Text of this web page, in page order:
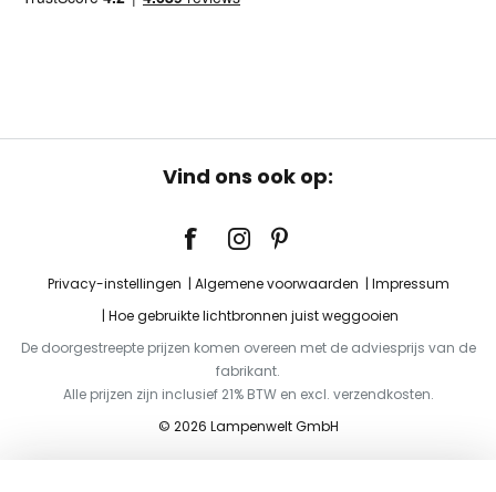
Vind ons ook op:
Privacy-instellingen Algemene voorwaarden
Impressum
Hoe gebruikte lichtbronnen juist weggooien
De doorgestreepte prijzen komen overeen met de adviesprijs van de
fabrikant.
Alle prijzen zijn inclusief 21% BTW en excl. verzendkosten.
© 2026 Lampenwelt GmbH